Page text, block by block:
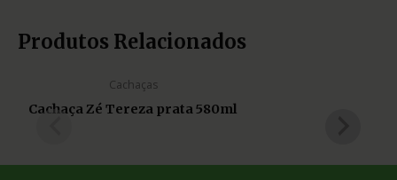
Produtos Relacionados
Cachaças
Cachaça Zé Tereza prata 580ml